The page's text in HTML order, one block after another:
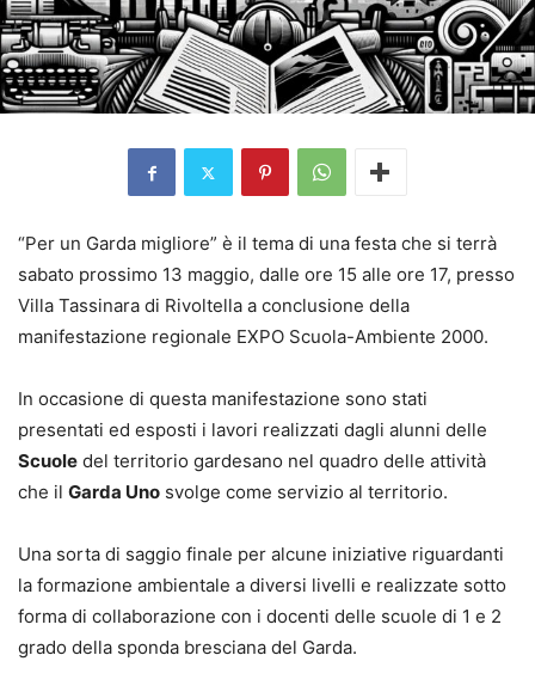
“Per un Garda migliore” è il tema di una festa che si terrà
sabato prossimo 13 maggio, dalle ore 15 alle ore 17, presso
Villa Tassinara di Rivoltella a conclusione della
manifestazione regionale EXPO Scuola-Ambiente 2000.
In occasione di questa manifestazione sono stati
presentati ed esposti i lavori realizzati dagli alunni delle
Scuole del territorio gardesano nel quadro delle attività
che il Garda Uno svolge come servizio al territorio.
Una sorta di saggio finale per alcune iniziative riguardanti
la formazione ambientale a diversi livelli e realizzate sotto
forma di collaborazione con i docenti delle scuole di 1 e 2
grado della sponda bresciana del Garda.